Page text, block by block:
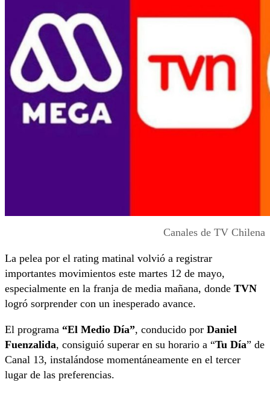
Canales de TV Chilena
La pelea por el rating matinal volvió a registrar
importantes movimientos este martes 12 de mayo,
especialmente en la franja de media mañana, donde TVN
logró sorprender con un inesperado avance.
El programa “El Medio Día”, conducido por Daniel
Fuenzalida, consiguió superar en su horario a “Tu Día” de
Canal 13, instalándose momentáneamente en el tercer
lugar de las preferencias.